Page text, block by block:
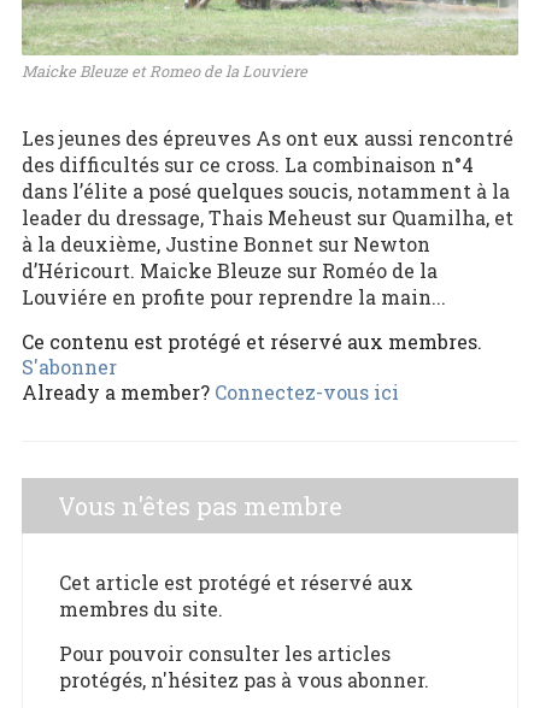
Maicke Bleuze et Romeo de la Louviere
Les jeunes des épreuves As ont eux aussi rencontré
des difficultés sur ce cross. La combinaison n°4
dans l’élite a posé quelques soucis, notamment à la
leader du dressage, Thais Meheust sur Quamilha, et
à la deuxième, Justine Bonnet sur Newton
d’Héricourt. Maicke Bleuze sur Roméo de la
Louviére en profite pour reprendre la main...
Ce contenu est protégé et réservé aux membres.
S'abonner
Already a member? Connectez-vous ici
Vous n'êtes pas membre
Cet article est protégé et réservé aux
membres du site.
Pour pouvoir consulter les articles
protégés, n'hésitez pas à vous abonner.